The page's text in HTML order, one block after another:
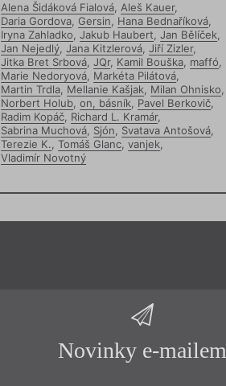
Alena Šidáková Fialová, Aleš Kauer,
Daria Gordova, Gersin, Hana Bednaříková,
Iryna Zahladko, Jakub Haubert, Jan Bělíček,
Jan Nejedlý, Jana Kitzlerová, Jiří Zizler,
Jitka Bret Srbová, JQr, Kamil Bouška, maffó,
Marie Nedoryová, Markéta Pilátová,
Martin Trdla, Mellanie Kašjak, Milan Ohnisko,
Norbert Holub, on, básník, Pavel Berkovič,
Radim Kopáč, Richard L. Kramár,
Sabrina Muchová, Sjón, Svatava Antošová,
Terezie K., Tomáš Glanc, vanjek,
Vladimír Novotný
Novinky e-mailem